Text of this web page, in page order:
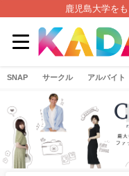
鹿児島大学を
SNAP サークル アルバイト